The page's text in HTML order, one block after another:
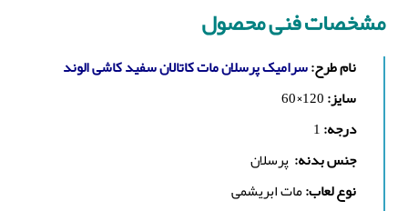
مشخصات فنی محصول
نام طرح:سرامیک پرسلان مات کاتالان سفید کاشی الوند
سایز:
درجه:
جنس بدنه: پرسلان
نوع لعاب:مات ابریشمی